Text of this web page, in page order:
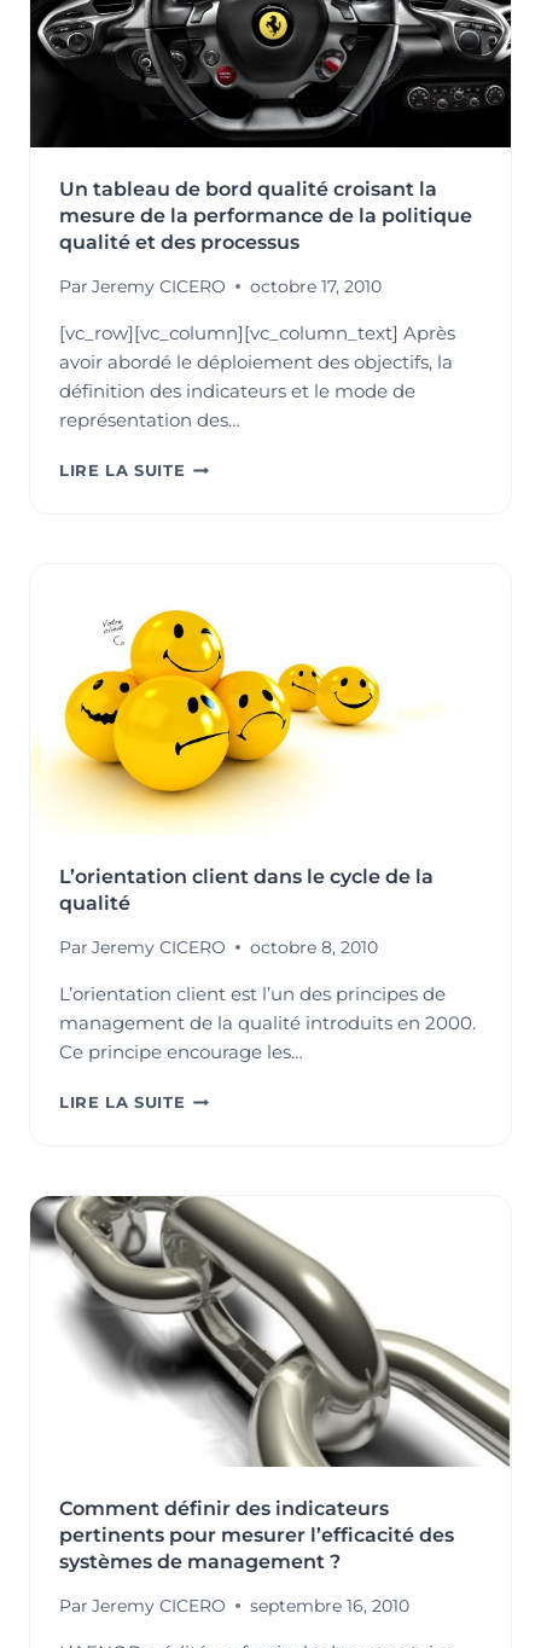
Un tableau de bord qualité croisant la
mesure de la performance de la politique
qualité et des processus
Par Jeremy CICERO octobre 17, 2010
[vc_row][vc_column][vc_column_text] Après
avoir abordé le déploiement des objectifs, la
définition des indicateurs et le mode de
représentation des…
LIRE LA SUITE UN
LA
MESURE
DE
LA
PERFORMANCE
DE
LA
POLITIQUE
QUALITÉ
ET
PROCESSUS
L’orientation client dans le cycle de la
qualité
Par Jeremy CICERO octobre 8, 2010
L’orientation client est l’un des principes de
management de la qualité introduits en 2000.
Ce principe encourage les…
LIRE LA SUITE L’ORIENTATION
CYCLE
DE
LA
QUALITÉ
Comment définir des indicateurs
pertinents pour mesurer l’efficacité des
systèmes de management ?
Par Jeremy CICERO septembre 16, 2010